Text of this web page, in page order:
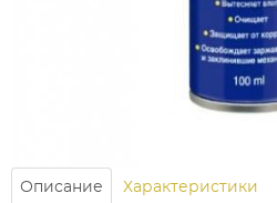
Описание Характеристики